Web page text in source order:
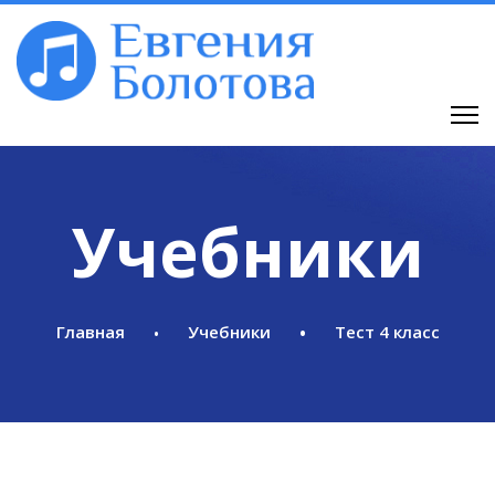
Учебники
Главная Учебники Тест 4 класс